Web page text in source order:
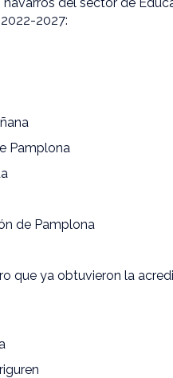
2027:
Pamplona
de Pamplona
que ya obtuvieron la